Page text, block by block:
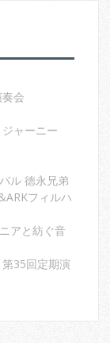
会
ャーニー
ル 徳永兄弟
フィルハ
アと紡ぐ音
35回定期演